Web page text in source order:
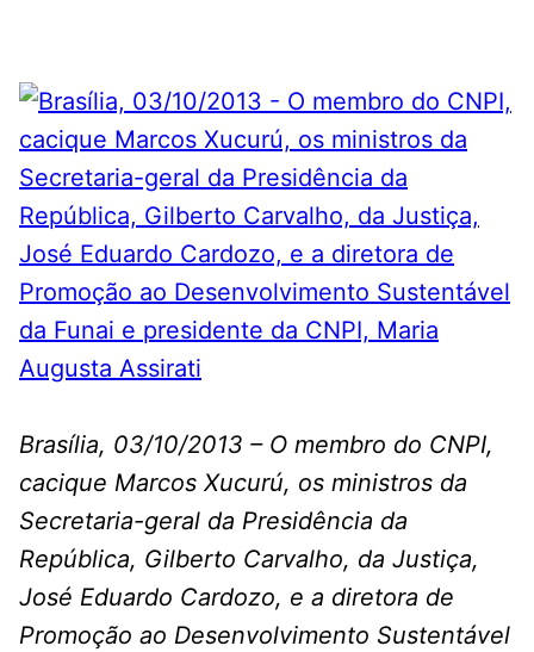
Brasília, 03/10/2013 – O membro do CNPI,
cacique Marcos Xucurú, os ministros da
Secretaria-geral da Presidência da
República, Gilberto Carvalho, da Justiça,
José Eduardo Cardozo, e a diretora de
Promoção ao Desenvolvimento Sustentável